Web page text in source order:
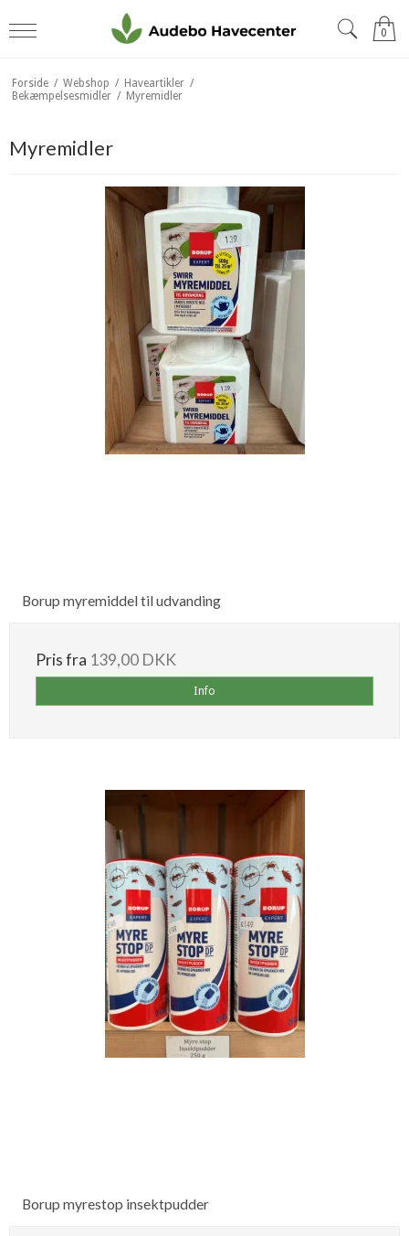
0
Forside / Webshop / Haveartikler /
Bekæmpelsesmidler / Myremidler
Myremidler
Borup myremiddel til udvanding
Pris fra 139,00 DKK
Info
Borup myrestop insektpudder